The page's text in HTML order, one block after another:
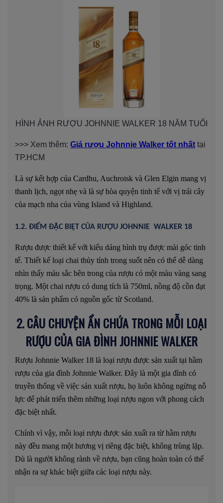
HÌNH ẢNH RƯỢU JOHNNIE WALKER 18 NĂM TUỔI
>>> Xem thêm: Giá rượu Johnnie Walker tốt nhất tại
TP.HCM
Là sự kết hợp của Cardhu, Auchroisk và Glen Elgin mang vị
thanh lịch, ngọt nhẹ và là sự hòa quyện tinh tế với vị trái cây
của mạch nha của vùng Island và Highland.
1.2. ĐIỂM ĐẶC BIỆT CỦA RƯỢU JOHNNIE WALKER 18
Rượu được thiết kế với kiểu dáng hình trụ được mài góc tinh
tế. Thiết kế loại chai thủy tính trong suốt nên có thể dễ dàng
nhìn thấy màu sắc bên trong của rượu có một màu vàng sang
trọng. Một chai rượu có dung tích là 750ml, nồng độ cồn đạt
40% là sản phẩm có nguồn gốc từ Scotland.
2. CÂU CHUYỆN ẨN CHỨA TRONG MỖI LOẠI
RƯỢU CỦA GIA ĐÌNH JOHNNIE WALKER
Rượu Johnnie Walker 18 là loại rượu được sản xuất tại hầm
rượu của gia đình Johnnie Walker. Đây là một gia đình có
truyền thống về việc sản xuất rượu, họ luôn không ngừng nỗ
lực để phát triển thêm những loại rượu ngon với phong cách
đặc biệt nhất.
Chính vì vậy, mỗi loại rượu được sản xuất ra từ hầm rượu
này đều mang một hương vị riêng đặc biệt, không trùng lặp.
Dù là người không rành về rượu, bạn cũng hoàn toàn có thể
nhận ra sự khác biệt giữa các loại rượu này.